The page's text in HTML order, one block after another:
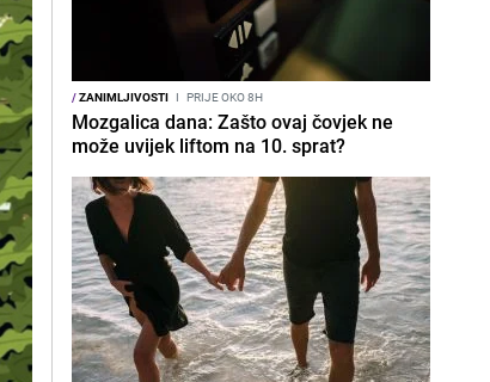
/ZANIMLJIVOSTI I PRIJE OKO 8H
Mozgalica dana: Zašto ovaj čovjek ne
može uvijek liftom na 10. sprat?